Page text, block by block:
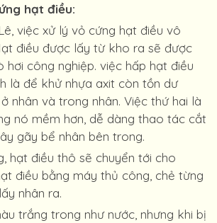
hạt điều:
việc xử lý vỏ cứng hạt điều vô
điều được lấy từ kho ra sẽ được
hơi công nghiệp. việc hấp hạt điều
là để khử nhựa axit còn tồn dư
nhân và trong nhân. Việc thứ hai là
nó mềm hơn, dễ dàng thao tác cắt
gãy bể nhân bên trong.
hạt điều thô sẽ chuyển tới cho
điều bằng máy thủ công, chẻ từng
nhân ra.
trắng trong như nước, nhưng khi bị